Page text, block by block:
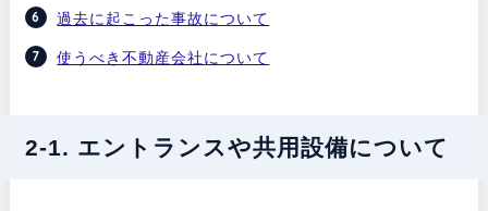
過去に起こった事故について
使うべき不動産会社について
2-1. エントランスや共用設備について